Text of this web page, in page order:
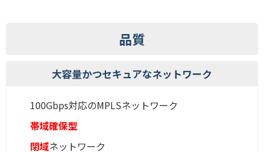
品質
大容量かつセキュアなネットワーク
100Gbps対応のMPLSネットワーク
帯域確保型
閉域ネットワーク